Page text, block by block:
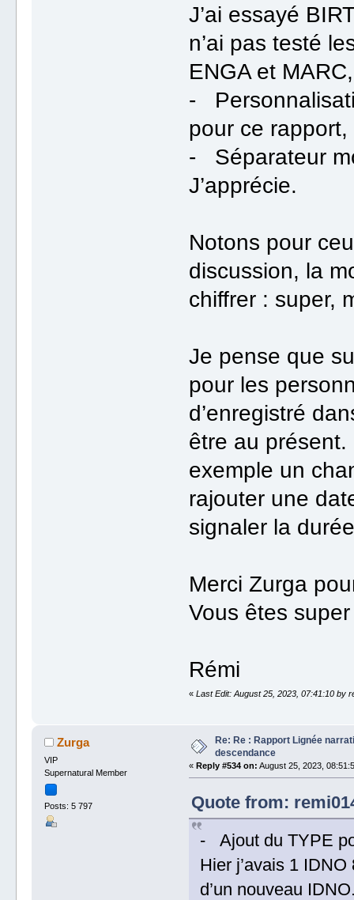
J’ai essayé
n’ai pas testé
ENGA et
-
pour ce
- Séparateur
J’apprécie.
Notons pour
discussion, la
chiffrer : super,
Je pense que
pour les
d’enregistré
être au
exemple un
rajouter une
signaler la
Merci Zurga
Vous êtes
Rémi
«Last Edit: August 25, 2023, 07:41:10 by
Zurga
VIP
Supernatural Member
Posts: 5 797
Re: Re : Rapport Lignée
descendance
«Reply #534 on: August 25, 2023,
Quote from:
- Ajout du TYPE
Hier j’avais 1
d’un nouveau